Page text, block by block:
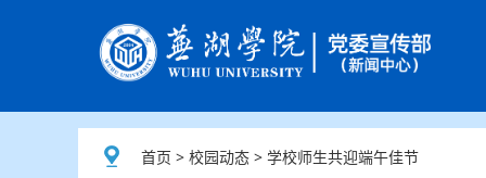
首页 > 校园动态 > 学校师生共迎端午佳节